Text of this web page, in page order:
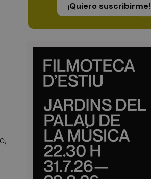
¡Quiero suscribirme!